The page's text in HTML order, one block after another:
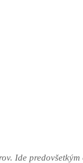
Ide